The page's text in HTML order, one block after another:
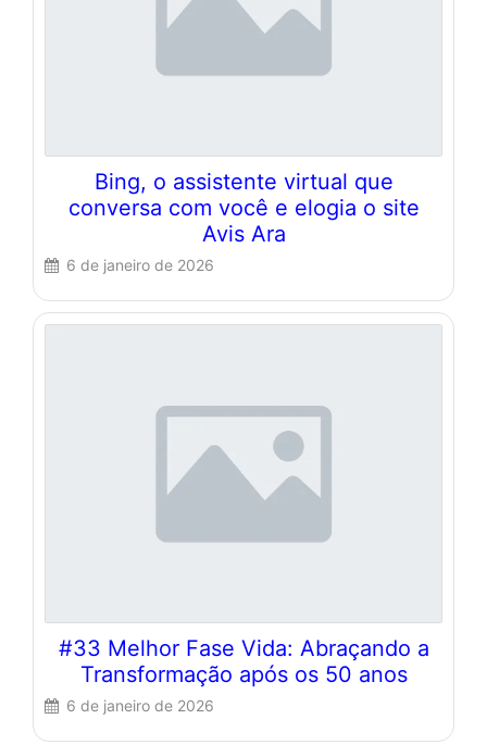
Bing, o assistente virtual que
conversa com você e elogia o site
Avis Ara
6 de janeiro de 2026
#33 Melhor Fase Vida: Abraçando a
Transformação após os 50 anos
6 de janeiro de 2026